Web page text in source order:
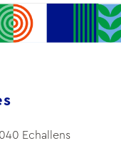
Echallens